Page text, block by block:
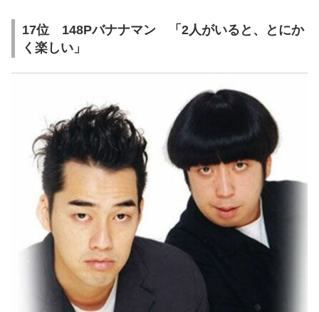
17位 148Pバナナマン 「2人がいると、とにか
く楽しい」